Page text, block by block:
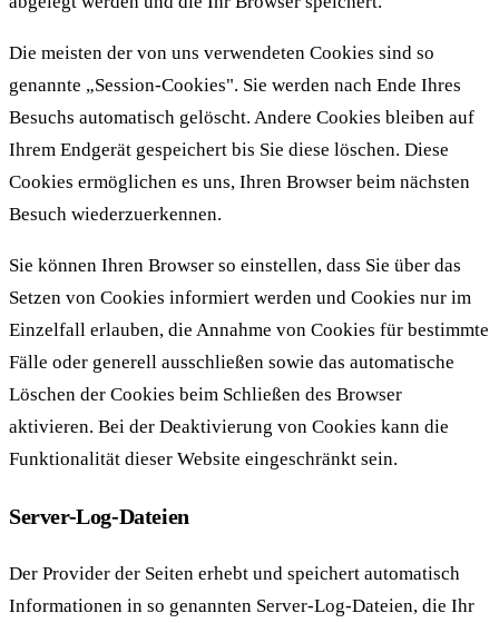
Die meisten der von uns verwendeten Cookies sind so
genannte „Session-Cookies". Sie werden nach Ende Ihres
Besuchs automatisch gelöscht. Andere Cookies bleiben auf
Ihrem Endgerät gespeichert bis Sie diese löschen. Diese
Cookies ermöglichen es uns, Ihren Browser beim nächsten
Besuch wiederzuerkennen.
Sie können Ihren Browser so einstellen, dass Sie über das
Setzen von Cookies informiert werden und Cookies nur im
Einzelfall erlauben, die Annahme von Cookies für bestimmte
Fälle oder generell ausschließen sowie das automatische
Löschen der Cookies beim Schließen des Browser
aktivieren. Bei der Deaktivierung von Cookies kann die
Funktionalität dieser Website eingeschränkt sein.
Server-Log-Dateien
Der Provider der Seiten erhebt und speichert automatisch
Informationen in so genannten Server-Log-Dateien, die Ihr